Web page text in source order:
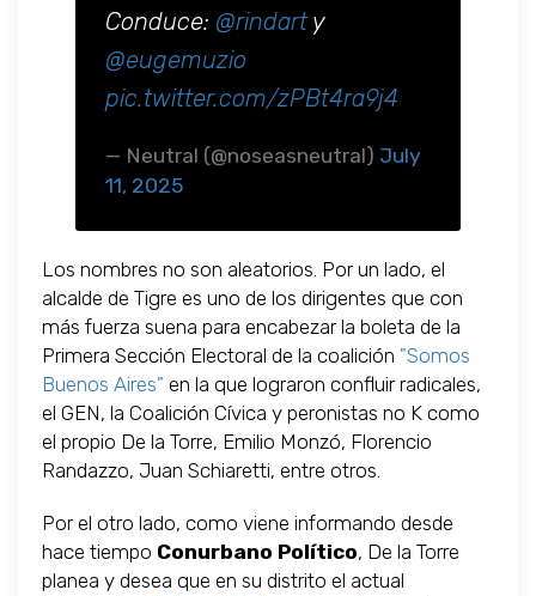
Conduce: @rindarty
@eugemuzio
pic.twitter.com/zPBt4ra9j4
— Neutral (@noseasneutral) July
11, 2025
Los nombres no son aleatorios. Por un lado, el
alcalde de Tigre es uno de los dirigentes que con
más fuerza suena para encabezar la boleta de la
Primera Sección Electoral de la coalición "Somos
Buenos Aires" en la que lograron confluir radicales,
el GEN, la Coalición Cívica y peronistas no K como
el propio De la Torre, Emilio Monzó, Florencio
Randazzo, Juan Schiaretti, entre otros.
Por el otro lado, como viene informando desde
hace tiempo Conurbano Político, De la Torre
planea y desea que en su distrito el actual